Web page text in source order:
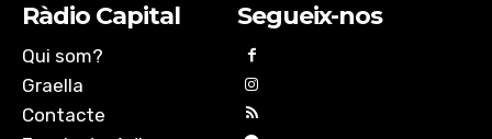
Ràdio Capital
Qui som?
Graella
Contacte
Segueix-nos